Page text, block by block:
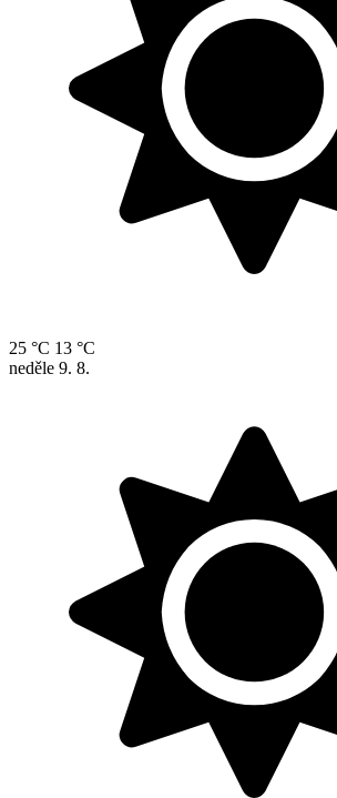
25 °C 13 °C
neděle 9. 8.